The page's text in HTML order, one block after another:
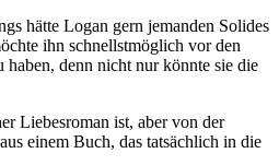
hätte Logan gern jemanden Solides
ihn schnellstmöglich vor den
denn nicht nur könnte sie die
Liebesroman ist, aber von der
einem Buch, das tatsächlich in die